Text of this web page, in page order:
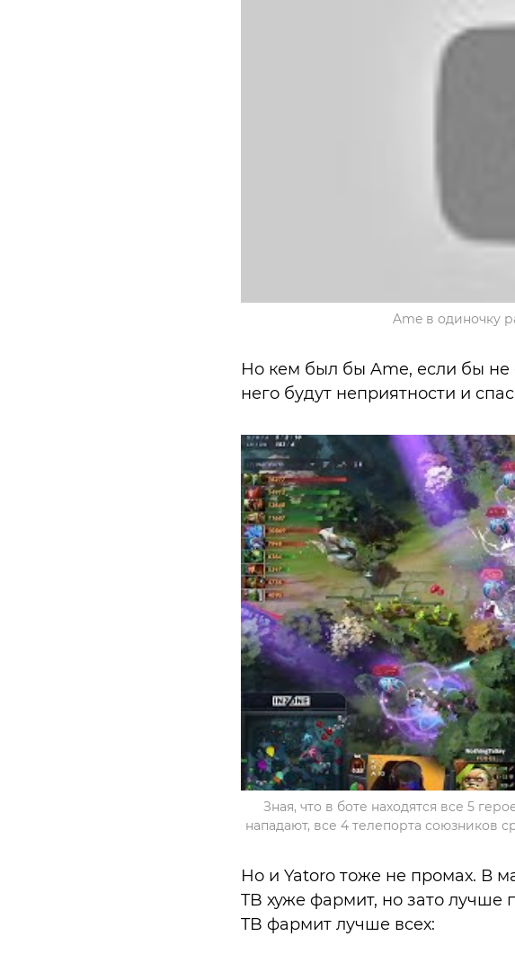
Ame в одиночку
Но кем был бы Ame, если бы не
него будут неприятности и
Зная, что в боте находятся все 5
нападают, все 4 телепорта союзников
Но и Yatoro тоже не промах. В
TB хуже фармит, но зато лучше
TB фармит лучше всех: